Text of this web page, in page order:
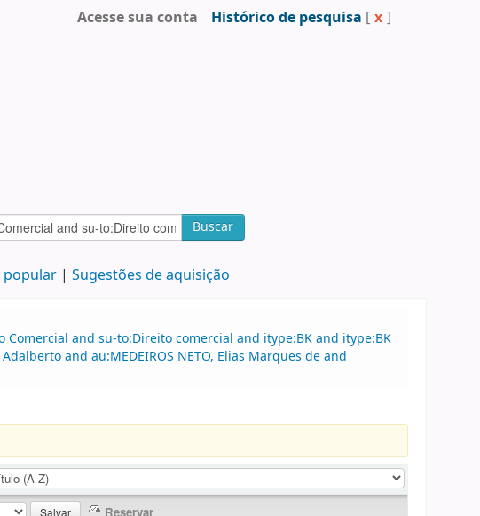
Acesse sua conta Histórico de pesquisa [ x ]
Buscar
popular Sugestões de aquisição
Comercial and su-to:Direito comercial and itype:BK and itype:BK
and au:MEDEIROS NETO, Elias Marques de and